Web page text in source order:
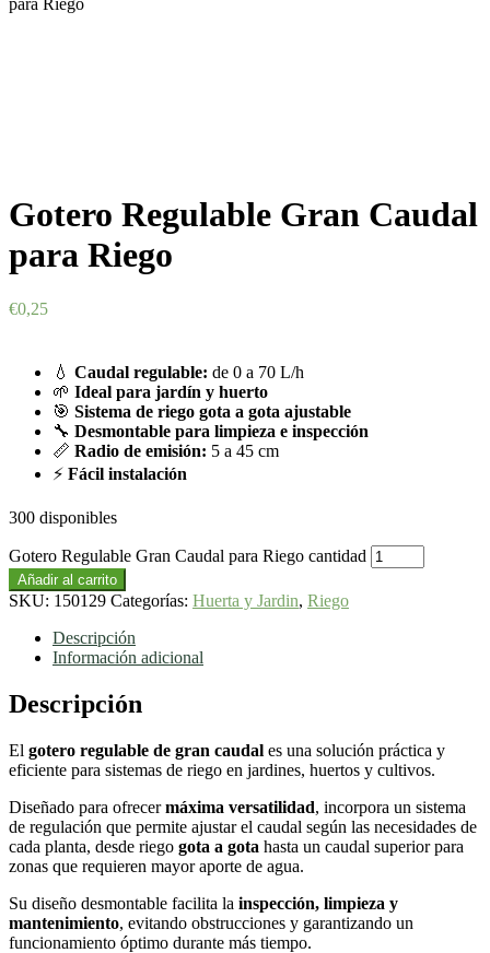
para Riego
Gotero Regulable Gran Caudal
para Riego
€0,25
💧 Caudal regulable: de 0 a 70 L/h
🌱 Ideal para jardín y huerto
🎯 Sistema de riego gota a gota ajustable
🔧 Desmontable para limpieza e inspección
📏 Radio de emisión: 5 a 45 cm
⚡ Fácil instalación
300 disponibles
Gotero Regulable Gran Caudal para Riego cantidad
Añadir al carrito
SKU: 150129 Categorías: Huerta y Jardin, Riego
Descripción
Información adicional
Descripción
El gotero regulable de gran caudal es una solución práctica y
eficiente para sistemas de riego en jardines, huertos y cultivos.
Diseñado para ofrecermáxima versatilidad, incorpora un sistema
de regulación que permite ajustar el caudal según las necesidades de
cada planta, desde riego gota a gota hasta un caudal superior para
zonas que requieren mayor aporte de agua.
Su diseño desmontable facilita la inspección, limpieza y
mantenimiento, evitando obstrucciones y garantizando un
funcionamiento óptimo durante más tiempo.